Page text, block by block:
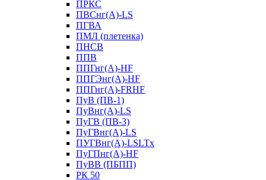
ПРКС
ПВСнг(А)-LS
ПГВА
ПМЛ (плетенка)
ПНСВ
ППВ
ППГнг(А)-HF
ППГЭнг(А)-HF
ППГнг(А)-FRHF
ПуВ (ПВ-1)
ПуВнг(А)-LS
ПуГВ (ПВ-3)
ПуГВнг(А)-LS
ПУГВнг(А)-LSLTx
ПуГПнг(А)-HF
ПуВВ (ПБПП)
РК 50